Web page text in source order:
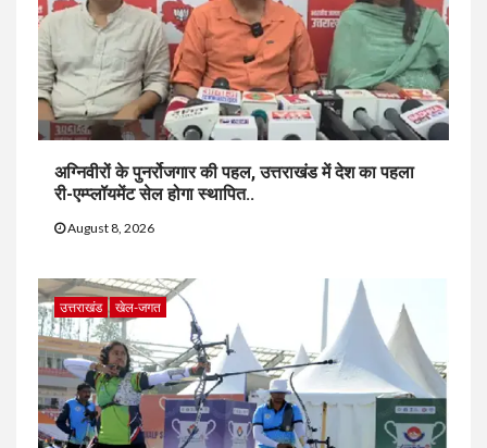
अग्निवीरों के पुनर्रोजगार की पहल, उत्तराखंड में देश का पहला
री-एम्प्लॉयमेंट सेल होगा स्थापित..
August 8, 2026
उत्तराखंड खेल-जगत